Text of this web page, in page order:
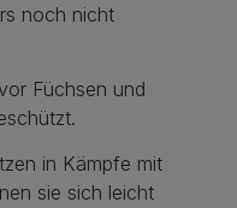
noch nicht
Füchsen und
in Kämpfe mit
sie sich leicht